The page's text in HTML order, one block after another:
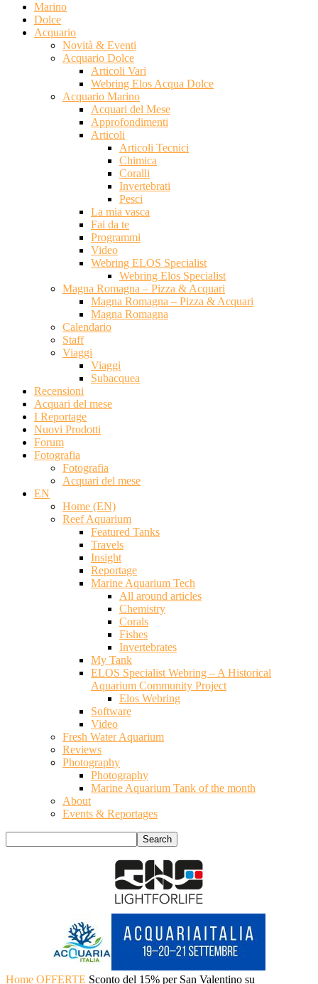
Marino
Dolce
Acquario
Novità & Eventi
Acquario Dolce
Articoli Vari
Webring Elos Acqua Dolce
Acquario Marino
Acquari del Mese
Approfondimenti
Articoli
Articoli Tecnici
Chimica
Coralli
Invertebrati
Pesci
La mia vasca
Fai da te
Programmi
Video
Webring ELOS Specialist
Webring Elos Specialist
Magna Romagna – Pizza & Acquari
Magna Romagna – Pizza & Acquari
Magna Romagna
Calendario
Staff
Viaggi
Viaggi
Subacquea
Recensioni
Acquari del mese
I Reportage
Nuovi Prodotti
Forum
Fotografia
Fotografia
Acquari del mese
EN
Home (EN)
Reef Aquarium
Featured Tanks
Travels
Insight
Reportage
Marine Aquarium Tech
All around articles
Chemistry
Corals
Fishes
Invertebrates
My Tank
ELOS Specialist Webring – A Historical
Aquarium Community Project
Elos Webring
Software
Video
Fresh Water Aquarium
Reviews
Photography
Photography
Marine Aquarium Tank of the month
About
Events & Reportages
Home OFFERTE Sconto del 15% per San Valentino su